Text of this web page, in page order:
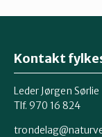
Kontakt
Leder Jørgen Sørlie
Tlf. 970 16 824